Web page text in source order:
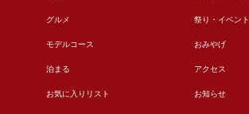
グルメ 祭り・イベント
モデルコース おみやげ
泊まる アクセス
お気に入りリスト お知らせ